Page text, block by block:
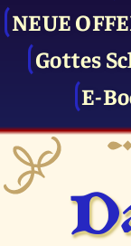
NEUE
Gottes
E-